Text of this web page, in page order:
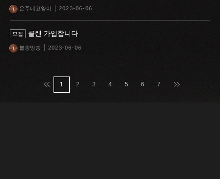
은주네고양이 2023-06-06
모집 클랜 가입합니다
불송방송 2023-06-06
맨처음
1 2 3 4 5 6 7